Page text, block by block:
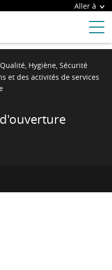
Aller à
Hygiène, Sécurité
et des activités de services